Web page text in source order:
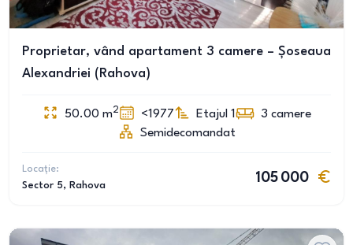
Proprietar, vând apartament 3 camere – Șoseaua
Alexandriei (Rahova)
50.00 m2 <1977 Etajul 1 3 camere
Semidecomandat
Locație:
Sector 5, Rahova
105 000